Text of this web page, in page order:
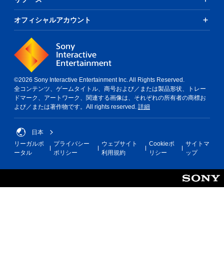
オフィシャルアカウント
©2026 Sony Interactive Entertainment Inc. All Rights Reserved.
全コンテンツ、ゲームタイトル、商号および／または製品形状、トレー
ドマーク、アートワーク、関連する画像は、それぞれの所有者の商標お
よび／または著作物です。All rights reserved. 詳細
日本
リーガルポ
ータル
プライバシー
ポリシー
ウェブサイト
利用規約
Cookieポ
リシー
サイトマ
ップ